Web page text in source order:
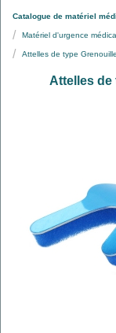
Catalogue de matériel
Matériel d'urgence
Attelles de type
Attelles de